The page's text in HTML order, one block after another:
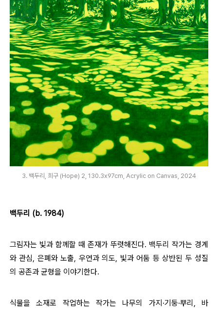
3. 백두리, 희구 (Hope) 2, 130.3x97cm, Acrylic on Canvas, 2024
백두리 (b. 1984)
그림자는 빛과 함께할 때 존재가 뚜렷해진다. 백두리 작가는 경계
와 관심, 은폐와 노출, 우연과 의도, 빛과 어둠 등 상반된 두 성질
의 공존과 균형을 이야기한다.
식물을 소재로 작업하는 작가는 나무의 가지·기둥·뿌리, 바